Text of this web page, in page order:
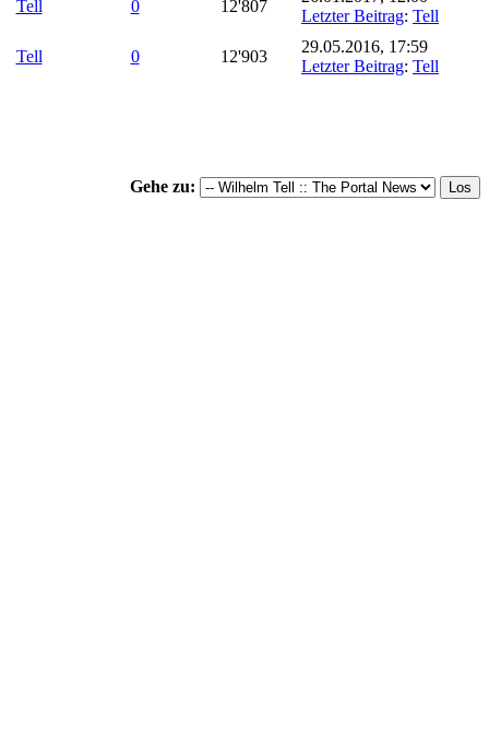
Tell 0 12'807
Letzter Beitrag: Tell
Tell 0 12'903
29.05.2016, 17:59
Letzter Beitrag: Tell
Gehe zu: